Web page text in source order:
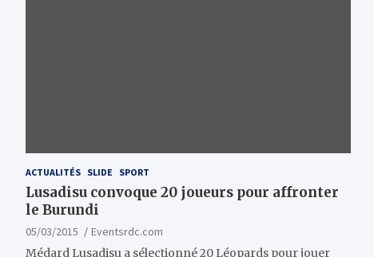
ACTUALITÉS SLIDE SPORT
Lusadisu convoque 20 joueurs pour affronter
le Burundi
05/03/2015
Eventsrdc.com
Médard Lusadisu a sélectionné 20 Léopards pour jouer